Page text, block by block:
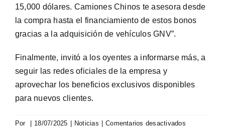
15,000 dólares. Camiones Chinos te asesora desde
la compra hasta el financiamiento de estos bonos
gracias a la adquisición de vehículos GNV”.
Finalmente, invitó a los oyentes a informarse más, a
seguir las redes oficiales de la empresa y
aprovechar los beneficios exclusivos disponibles
para nuevos clientes.
Por 18/07/2025 Noticias Comentarios desactivadosen